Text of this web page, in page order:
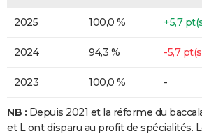
2025 100,0 % +5,7
2024 94,3 % -5,7
2023 100,0 % -
NB : Depuis 2021 et la réforme du
et L ont disparu au profit de spécialités.